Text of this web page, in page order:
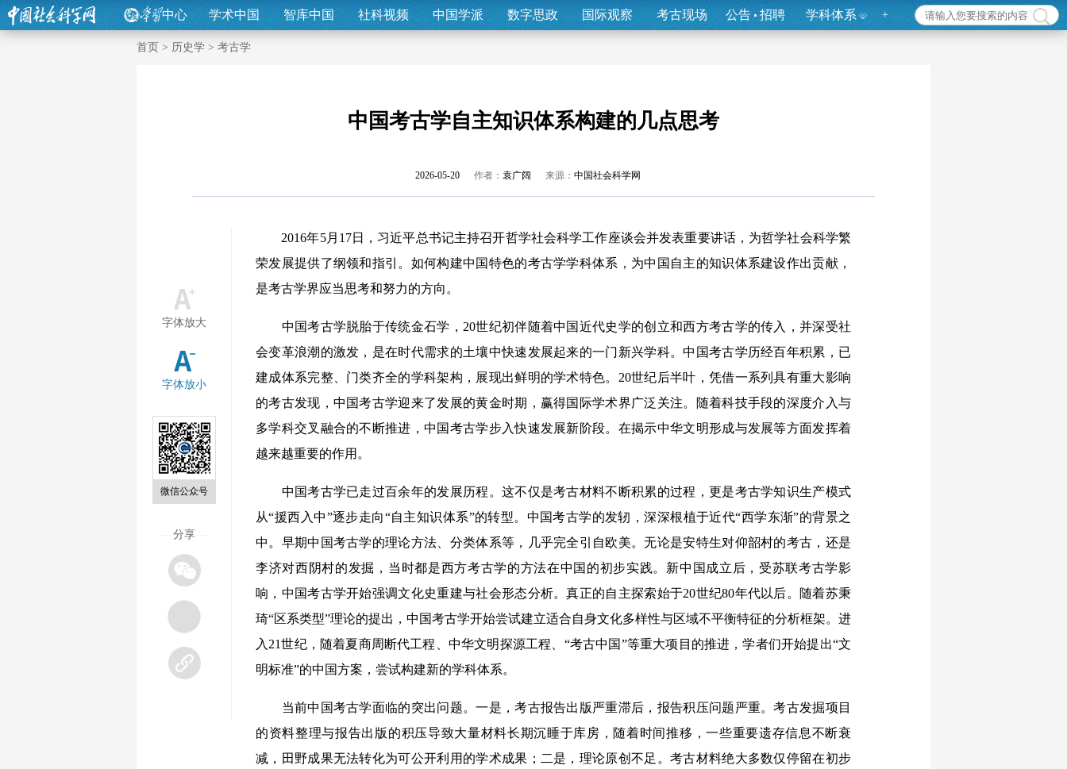
中心 学术中国 智库中国 社科视频 中国学派 数字思政 国际观察 考古现场 公告 招聘 学科体系 +
首页 > 历史学 > 考古学
中国考古学自主知识体系构建的几点思考
2026-05-20 作者： 袁广阔 来源： 中国社会科学网
字体放大
字体放小
微信公众号
分享
2016年5月17日，习近平总书记主持召开哲学社会科学工作座谈会并发表重要讲话，为哲学社会科学繁
荣发展提供了纲领和指引。如何构建中国特色的考古学学科体系，为中国自主的知识体系建设作出贡献，
是考古学界应当思考和努力的方向。
中国考古学脱胎于传统金石学，20世纪初伴随着中国近代史学的创立和西方考古学的传入，并深受社
会变革浪潮的激发，是在时代需求的土壤中快速发展起来的一门新兴学科。中国考古学历经百年积累，已
建成体系完整、门类齐全的学科架构，展现出鲜明的学术特色。20世纪后半叶，凭借一系列具有重大影响
的考古发现，中国考古学迎来了发展的黄金时期，赢得国际学术界广泛关注。随着科技手段的深度介入与
多学科交叉融合的不断推进，中国考古学步入快速发展新阶段。在揭示中华文明形成与发展等方面发挥着
越来越重要的作用。
中国考古学已走过百余年的发展历程。这不仅是考古材料不断积累的过程，更是考古学知识生产模式
从“援西入中”逐步走向“自主知识体系”的转型。中国考古学的发轫，深深根植于近代“西学东渐”的背景之
中。早期中国考古学的理论方法、分类体系等，几乎完全引自欧美。无论是安特生对仰韶村的考古，还是
李济对西阴村的发掘，当时都是西方考古学的方法在中国的初步实践。新中国成立后，受苏联考古学影
响，中国考古学开始强调文化史重建与社会形态分析。真正的自主探索始于20世纪80年代以后。随着苏秉
琦“区系类型”理论的提出，中国考古学开始尝试建立适合自身文化多样性与区域不平衡特征的分析框架。进
入21世纪，随着夏商周断代工程、中华文明探源工程、“考古中国”等重大项目的推进，学者们开始提出“文
明标准”的中国方案，尝试构建新的学科体系。
当前中国考古学面临的突出问题。一是，考古报告出版严重滞后，报告积压问题严重。考古发掘项目
的资料整理与报告出版的积压导致大量材料长期沉睡于库房，随着时间推移，一些重要遗存信息不断衰
减，田野成果无法转化为可公开利用的学术成果；二是，理论原创不足。考古材料绝大多数仅停留在初步